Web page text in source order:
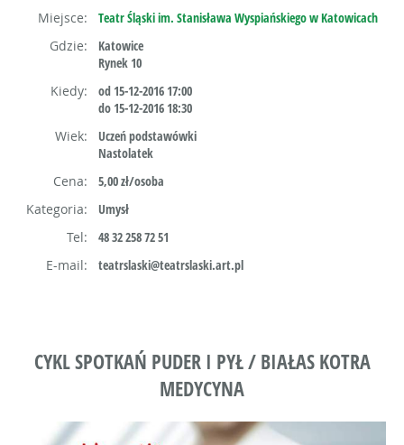
Miejsce:
Teatr Śląski im. Stanisława Wyspiańskiego w Katowicach
Gdzie:
Katowice
Rynek 10
Kiedy:
od 15-12-2016 17:00
do 15-12-2016 18:30
Wiek:
Uczeń podstawówki
Nastolatek
Cena:
5,00 zł/osoba
Kategoria:
Umysł
Tel:
48 32 258 72 51
E-mail:
teatrslaski@teatrslaski.art.pl
CYKL SPOTKAŃ PUDER I PYŁ / BIAŁAS KOTRA
MEDYCYNA